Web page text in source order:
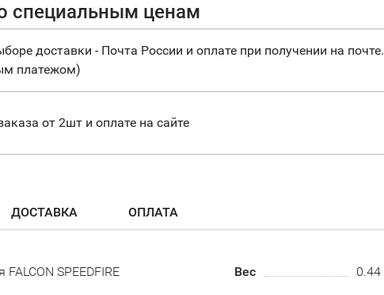
специальным ценам
доставки - Почта России и оплате при получении на почте.
платежом)
от 2шт и оплате на сайте
ДОСТАВКА ОПЛАТА
SPEEDFIRE
Вес 0.44